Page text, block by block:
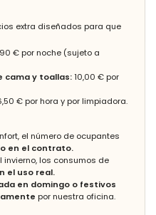
- España :
:
nodig is aanwezig. Ruim
extra diseñados para que
€ por noche (sujeto a
cama y toallas:10,00 € por
€ por hora y por limpiadora.
el número de ocupantes
en el contrato.
los consumos de
el uso real.
en domingo o festivos
por nuestra oficina.